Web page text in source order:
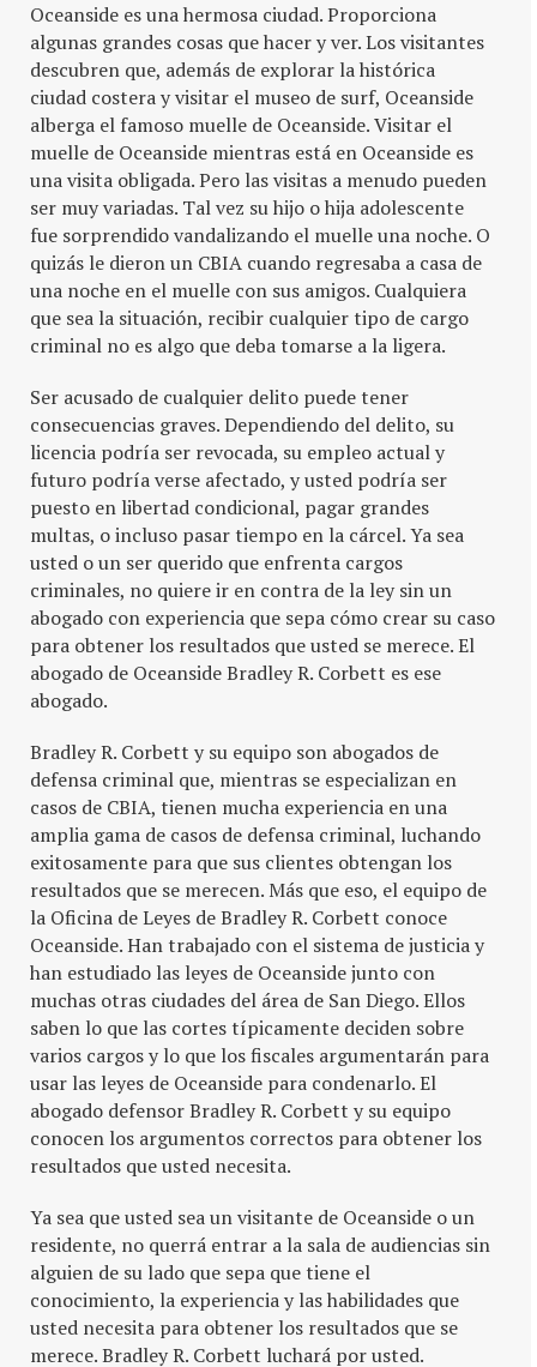
Oceanside es una hermosa ciudad. Proporciona
algunas grandes cosas que hacer y ver. Los visitantes
descubren que, además de explorar la histórica
ciudad costera y visitar el museo de surf, Oceanside
alberga el famoso muelle de Oceanside. Visitar el
muelle de Oceanside mientras está en Oceanside es
una visita obligada. Pero las visitas a menudo pueden
ser muy variadas. Tal vez su hijo o hija adolescente
fue sorprendido vandalizando el muelle una noche. O
quizás le dieron un CBIA cuando regresaba a casa de
una noche en el muelle con sus amigos. Cualquiera
que sea la situación, recibir cualquier tipo de cargo
criminal no es algo que deba tomarse a la ligera.
Ser acusado de cualquier delito puede tener
consecuencias graves. Dependiendo del delito, su
licencia podría ser revocada, su empleo actual y
futuro podría verse afectado, y usted podría ser
puesto en libertad condicional, pagar grandes
multas, o incluso pasar tiempo en la cárcel. Ya sea
usted o un ser querido que enfrenta cargos
criminales, no quiere ir en contra de la ley sin un
abogado con experiencia que sepa cómo crear su caso
para obtener los resultados que usted se merece. El
abogado de Oceanside Bradley R. Corbett es ese
abogado.
Bradley R. Corbett y su equipo son abogados de
defensa criminal que, mientras se especializan en
casos de CBIA, tienen mucha experiencia en una
amplia gama de casos de defensa criminal, luchando
exitosamente para que sus clientes obtengan los
resultados que se merecen. Más que eso, el equipo de
la Oficina de Leyes de Bradley R. Corbett conoce
Oceanside. Han trabajado con el sistema de justicia y
han estudiado las leyes de Oceanside junto con
muchas otras ciudades del área de San Diego. Ellos
saben lo que las cortes típicamente deciden sobre
varios cargos y lo que los fiscales argumentarán para
usar las leyes de Oceanside para condenarlo. El
abogado defensor Bradley R. Corbett y su equipo
conocen los argumentos correctos para obtener los
resultados que usted necesita.
Ya sea que usted sea un visitante de Oceanside o un
residente, no querrá entrar a la sala de audiencias sin
alguien de su lado que sepa que tiene el
conocimiento, la experiencia y las habilidades que
usted necesita para obtener los resultados que se
merece. Bradley R. Corbett luchará por usted.